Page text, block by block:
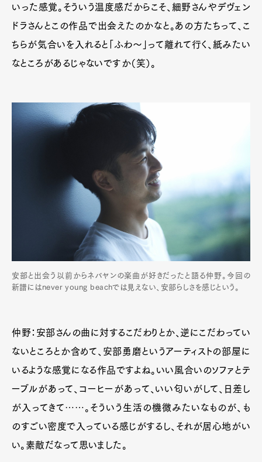
いった感覚。そういう温度感だからこそ、細野さんやデヴェン
ドラさんとこの作品で出会えたのかなと。あの方たちって、こ
ちらが気合いを入れると「ふわ～」って離れて行く、紙みたい
なところがあるじゃないですか（笑）。
安部と出会う以前からネバヤンの楽曲が好きだったと語る仲野。今回の
新譜にはnever young beachでは見えない、安部らしさを感じという。
仲野：安部さんの曲に対するこだわりとか、逆にこだわってい
ないところとか含めて、 安部勇磨というアーティストの部屋に
いるような感覚になる作品ですよね。いい風合いのソファとテ
ーブルがあって、コーヒーがあって、いい匂いがして、日差し
が入ってきて……。そういう生活の機微みたいなものが、も
のすごい密度で入っている感じがするし、それが居心地がい
い。素敵だなって思いました。